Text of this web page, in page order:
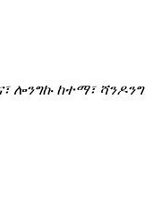
ሎንግኩ ከተማ፣ ሻንዶንግ